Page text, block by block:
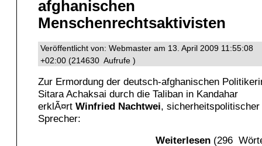
afghanischen
Menschenrechtsaktivisten
Veröffentlicht von: Webmaster am 13. April 2009 11:55:08
+02:00 (214630 Aufrufe )
Zur Ermordung der deutsch-afghanischen
Sitara Achaksai durch die Taliban in Kandahar
erklÃ¤rt Winfried Nachtwei, sicherheitspolitischer
Sprecher:
Weiterlesen (296